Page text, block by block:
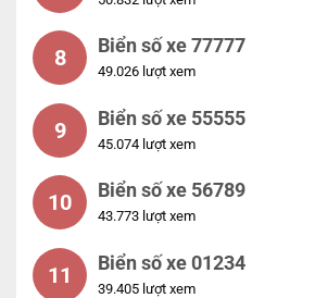
8 Biển số xe 77777
49.026 lượt xem
9 Biển số xe 55555
45.074 lượt xem
10 Biển số xe 56789
43.773 lượt xem
11 Biển số xe 01234
39.405 lượt xem